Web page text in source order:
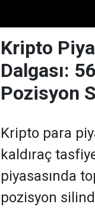
Kripto
Dalgası:
Pozisyon
Kripto para
kaldıraç
piyasasında
pozisyon